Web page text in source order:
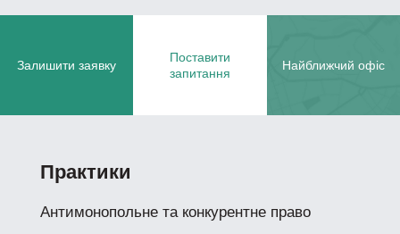
Залишити заявку
Поставити
запитання
Найближчий офіс
Практики
Антимонопольне та конкурентне право